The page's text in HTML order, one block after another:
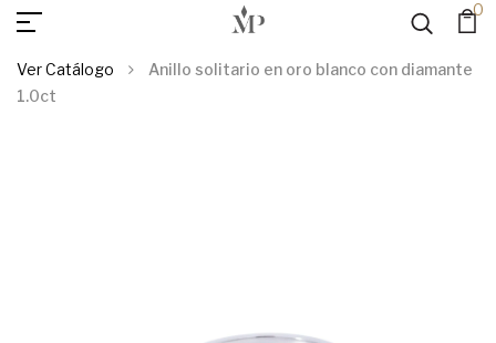
0
Ver Catálogo
Anillo solitario en oro blanco con diamante
1.0ct
AGREGAR AL